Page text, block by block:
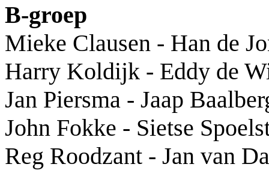
B-groep
Mieke Clausen - Han de
Harry Koldijk - Eddy de
Jan Piersma - Jaap
John Fokke - Sietse
Reg Roodzant - Jan van